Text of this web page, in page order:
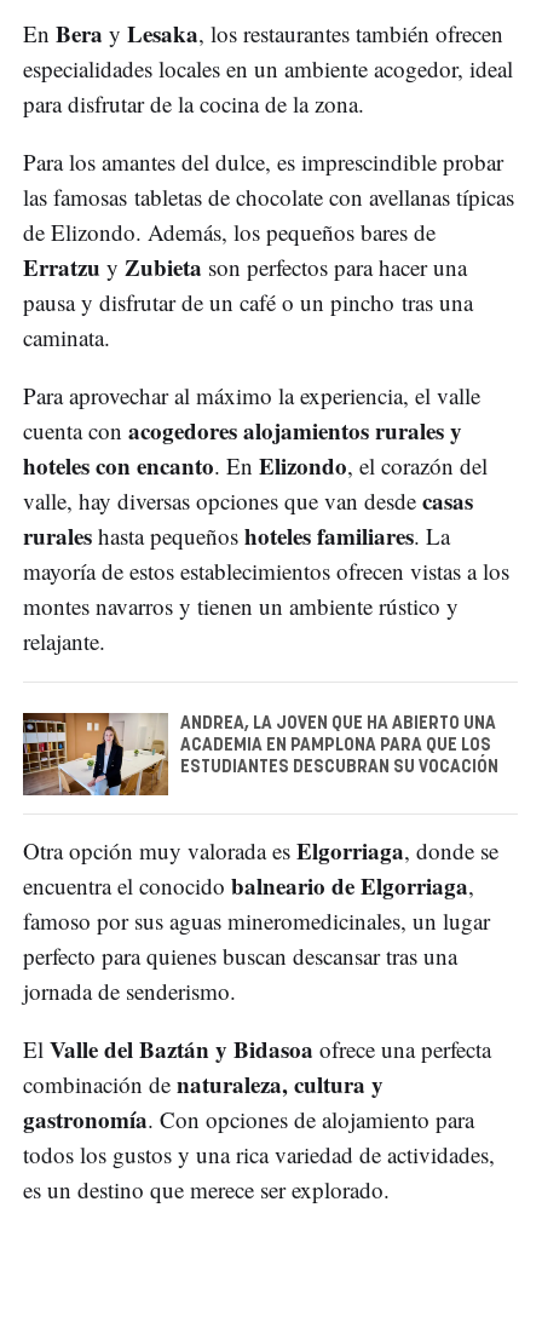
En Bera y Lesaka, los restaurantes también ofrecen
especialidades locales en un ambiente acogedor, ideal
para disfrutar de la cocina de la zona.
Para los amantes del dulce, es imprescindible probar
las famosas tabletas de chocolate con avellanas típicas
de Elizondo. Además, los pequeños bares de
Erratzu y Zubieta son perfectos para hacer una
pausa y disfrutar de un café o un pincho tras una
caminata.
Para aprovechar al máximo la experiencia, el valle
cuenta con acogedores alojamientos rurales y
hoteles con encanto. En Elizondo, el corazón del
valle, hay diversas opciones que van desde casas
rurales hasta pequeños hoteles familiares. La
mayoría de estos establecimientos ofrecen vistas a los
montes navarros y tienen un ambiente rústico y
relajante.
ANDREA, LA JOVEN QUE HA ABIERTO UNA
ACADEMIA EN PAMPLONA PARA QUE LOS
ESTUDIANTES DESCUBRAN SU VOCACIÓN
Otra opción muy valorada es Elgorriaga, donde se
encuentra el conocido balneario de Elgorriaga,
famoso por sus aguas mineromedicinales, un lugar
perfecto para quienes buscan descansar tras una
jornada de senderismo.
El Valle del Baztán y Bidasoa ofrece una perfecta
combinación de naturaleza, cultura y
gastronomía. Con opciones de alojamiento para
todos los gustos y una rica variedad de actividades,
es un destino que merece ser explorado.